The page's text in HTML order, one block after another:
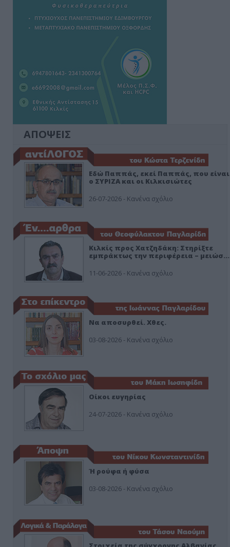
ΑΠΟΨΕΙΣ
Εδώ Παππάς, εκεί Παππάς, που είναι
ο ΣΥΡΙΖΑ και οι Κιλκισιώτες
26-07-2026 - Κανένα σχόλιο
Κιλκίς προς Χατζηδάκη: Στηρίξτε
εμπράκτως την περιφέρεια – μειώσ…
11-06-2026 - Κανένα σχόλιο
Να αποσυρθεί. Χθες.
03-08-2026 - Κανένα σχόλιο
Οίκοι ευγηρίας
24-07-2026 - Κανένα σχόλιο
Ή ρούφα ή φύσα
03-08-2026 - Κανένα σχόλιο